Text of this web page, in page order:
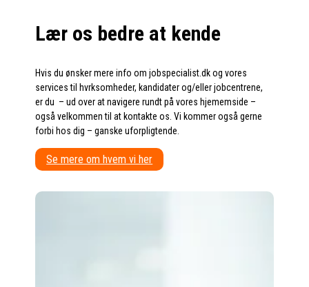
Lær os bedre at kende
Hvis du ønsker mere info om jobspecialist.dk og vores
services til hvrksomheder, kandidater og/eller jobcentrene,
er du – ud over at navigere rundt på vores hjememside –
også velkommen til at kontakte os. Vi kommer også gerne
forbi hos dig – ganske uforpligtende.
Se mere om hvem vi her